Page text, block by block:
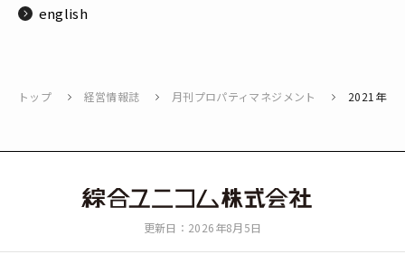
english
トップ 経営情報誌 月刊プロパティマネジメント 2021年8
更新日：2026年8月5日